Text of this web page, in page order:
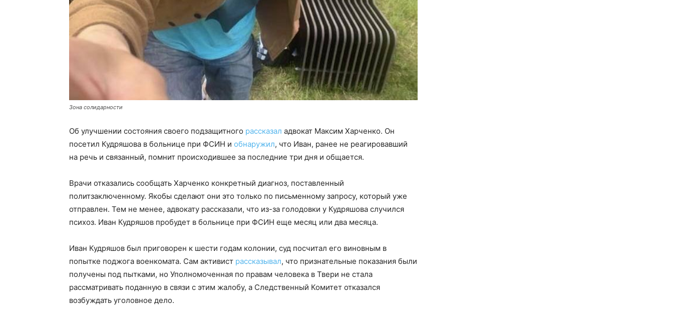
Зона солидарности
Об улучшении состояния своего подзащитного рассказал адвокат Максим Харченко. Он
посетил Кудряшова в больнице при ФСИН и обнаружил, что Иван, ранее не реагировавший
на речь и связанный, помнит происходившее за последние три дня и общается.
Врачи отказались сообщать Харченко конкретный диагноз, поставленный
политзаключенному. Якобы сделают они это только по письменному запросу, который уже
отправлен. Тем не менее, адвокату рассказали, что из-за голодовки у Кудряшова случился
психоз. Иван Кудряшов пробудет в больнице при ФСИН еще месяц или два месяца.
Иван Кудряшов был приговорен к шести годам колонии, суд посчитал его виновным в
попытке поджога военкомата. Сам активист рассказывал, что признательные показания были
получены под пытками, но Уполномоченная по правам человека в Твери не стала
рассматривать поданную в связи с этим жалобу, а Следственный Комитет отказался
возбуждать уголовное дело.